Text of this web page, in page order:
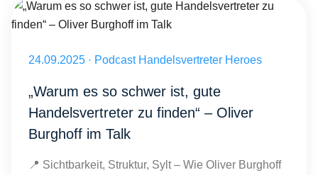
Veröffentlicht am 24.09.2025
24.09.2025 · Podcast Handelsvertreter Heroes
„Warum es so schwer ist, gute
Handelsvertreter zu finden“ – Oliver
Burghoff im Talk
📍 Sichtbarkeit, Struktur, Sylt – Wie Oliver Burghoff